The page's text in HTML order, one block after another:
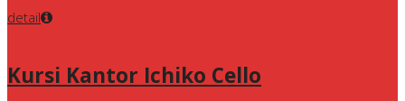
detail
Kursi Kantor Ichiko Cello